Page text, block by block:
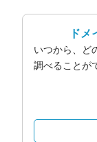
ド
いつから、ど
調べることが